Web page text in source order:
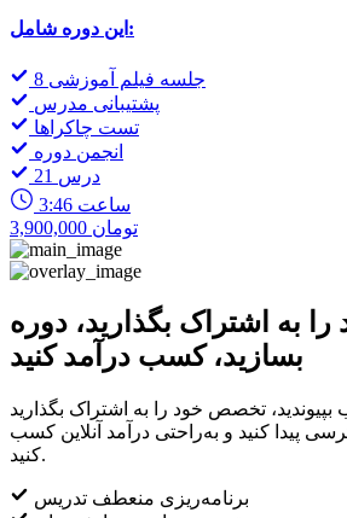
این دوره شامل:
8 جلسه فیلم آموزشی
پشتیبانی مدرس
تست چاکراها
انجمن دوره
21 درس
3:46 ساعت
3,900,000 تومان
به اشتراک بگذارید، دوره
بسازید، کسب درآمد کنید
پیدا کنید و به‌راحتی درآمد آنلاین کسب
کنید.
برنامه‌ریزی منعطف تدریس